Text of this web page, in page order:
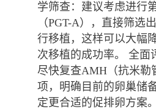
学筛查：建议考虑进行
（PGT-A），直接筛选
行移植，这样可以大幅
次移植的成功率。 全面
尽快复查AMH（抗米勒
项，明确目前的卵巢储
定更合适的促排卵方案